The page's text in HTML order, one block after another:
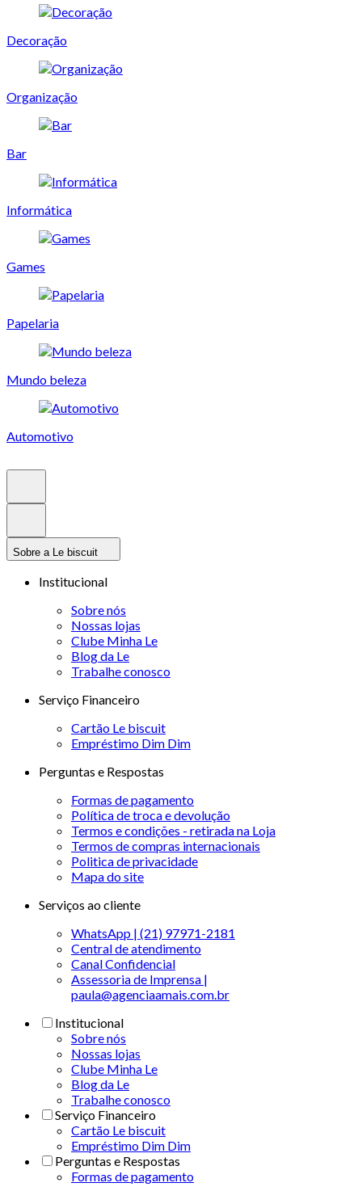
Decoração
Organização
Bar
Informática
Games
Papelaria
Mundo beleza
Automotivo
Sobre a Le biscuit
Institucional
Sobre nós
Nossas lojas
Clube Minha Le
Blog da Le
Trabalhe conosco
Serviço Financeiro
Cartão Le biscuit
Empréstimo Dim Dim
Perguntas e Respostas
Formas de pagamento
Política de troca e devolução
Termos e condições - retirada na Loja
Termos de compras internacionais
Politica de privacidade
Mapa do site
Serviços ao cliente
WhatsApp | (21) 97971-2181
Central de atendimento
Canal Confidencial
Assessoria de Imprensa |
paula@agenciaamais.com.br
Institucional
Sobre nós
Nossas lojas
Clube Minha Le
Blog da Le
Trabalhe conosco
Serviço Financeiro
Cartão Le biscuit
Empréstimo Dim Dim
Perguntas e Respostas
Formas de pagamento